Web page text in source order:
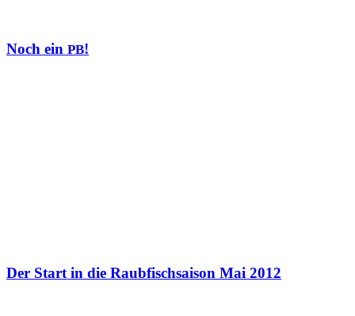
Noch ein PB!
Der Start in die Raubfischsaison Mai 2012